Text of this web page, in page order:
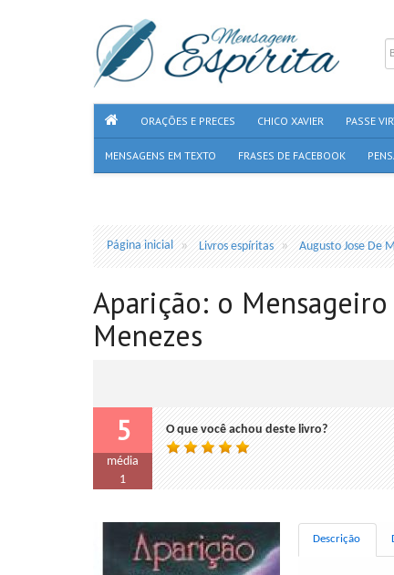
ORAÇÕES E PRECES CHICO XAVIER PASSE
MENSAGENS EM TEXTO FRASES DE FACEBOOK
Página inicial Livros espíritas Augusto Jose De
Aparição: o Mensageiro
Menezes
5
média
1
O que você achou deste livro?
Descrição